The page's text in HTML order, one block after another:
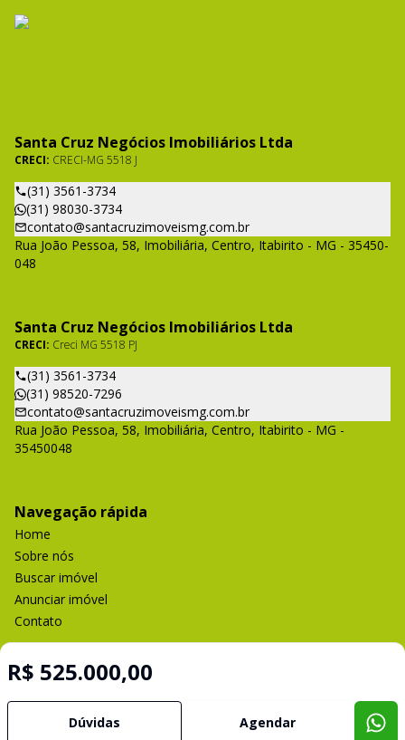
R$ 525.000,00
Dúvidas Agendar
Santa Cruz Negócios Imobiliários Ltda
CRECI: CRECI-MG 5518 J
(31) 3561-3734
(31) 98030-3734
contato@santacruzimoveismg.com.br
Rua João Pessoa, 58, Imobiliária, Centro, Itabirito - MG - 35450-
048
Santa Cruz Negócios Imobiliários Ltda
CRECI: Creci MG 5518 PJ
(31) 3561-3734
(31) 98520-7296
contato@santacruzimoveismg.com.br
Rua João Pessoa, 58, Imobiliária, Centro, Itabirito - MG -
35450048
Navegação rápida
Home
Sobre nós
Buscar imóvel
Anunciar imóvel
Contato
Selo de Tecnologia Loft